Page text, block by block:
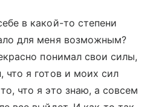
в какой-то степени
для меня возможным?
понимал свои силы,
что я готов и моих сил
что я это знаю, а совсем